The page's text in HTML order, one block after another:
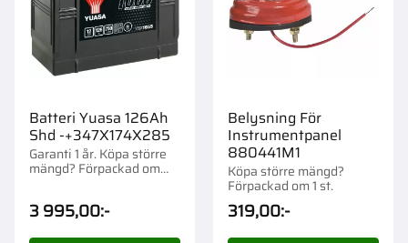
Batteri Yuasa 126Ah
Shd -+347X174X285
Garanti 1 år. Köpa större
mängd? Förpackad om
3 995,00:-
Belysning För
Instrumentpanel
880441M1
Köpa större mängd?
Förpackad om 1 st.
319,00:-